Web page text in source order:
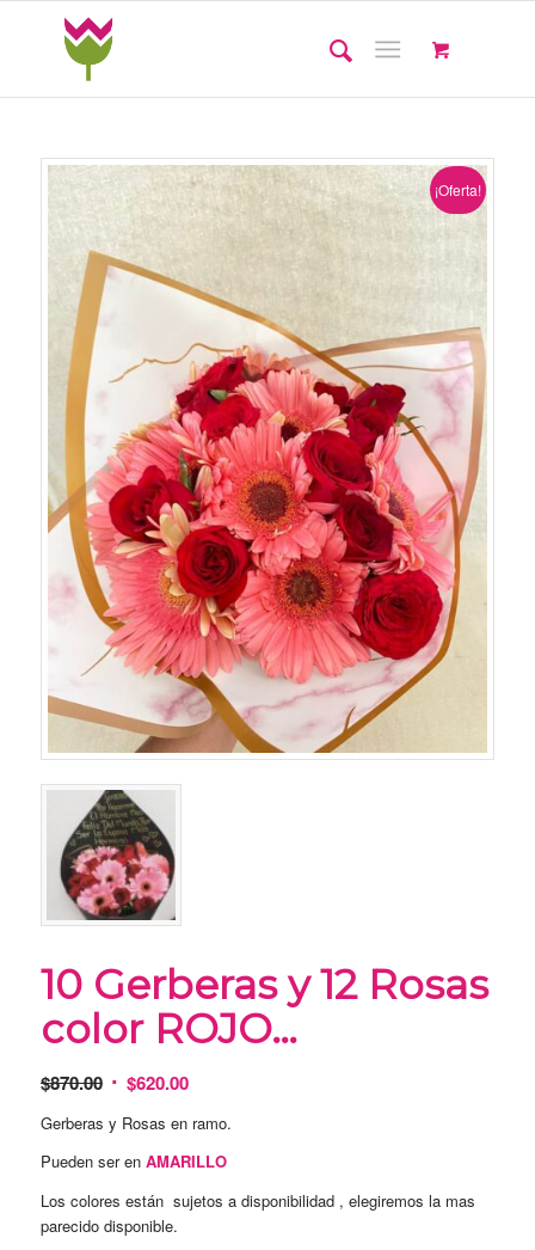
¡Oferta!
10 Gerberas y 12 Rosas
color ROJO…
$870.00 $620.00
Gerberas y Rosas en ramo.
Pueden ser en AMARILLO
Los colores están sujetos a disponibilidad , elegiremos la mas
parecido disponible.